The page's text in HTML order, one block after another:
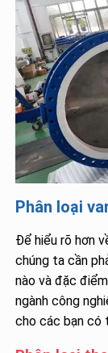
Phân loại
Để hiểu rõ hơn
chúng ta cần
nào và đặc
ngành công
cho các bạn có